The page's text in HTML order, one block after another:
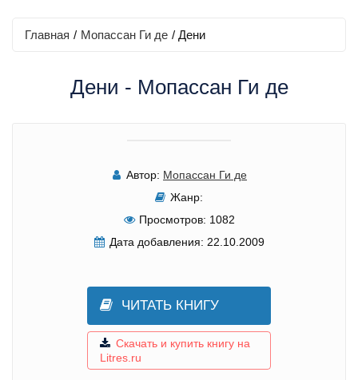
Главная / Мопассан Ги де / Дени
Дени - Мопассан Ги де
Автор: Мопассан Ги де
Жанр:
Просмотров: 1082
Дата добавления: 22.10.2009
ЧИТАТЬ КНИГУ
Скачать и купить книгу на
Litres.ru